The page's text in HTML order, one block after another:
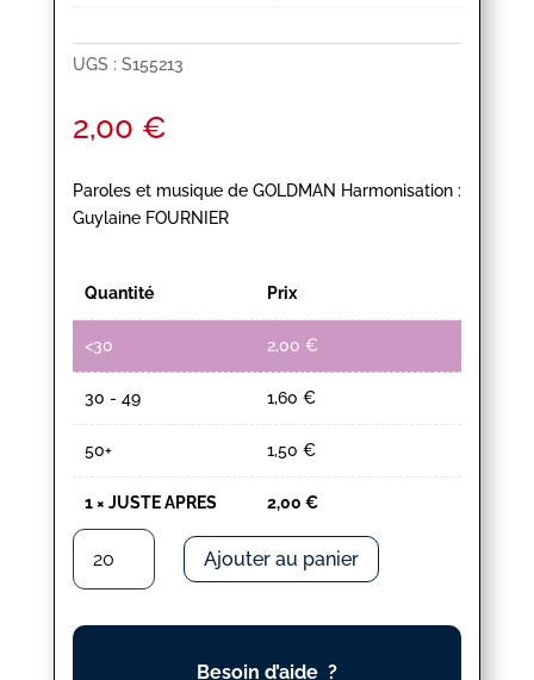
UGS : S155213
2,00 €
Paroles et musique de GOLDMAN Harmonisation :
Guylaine FOURNIER
Quantité Prix
<30 2,00 €
30 - 49 1,60 €
50+ 1,50 €
1× JUSTE APRES 2,00 €
quantité
JUSTE
APRES
Ajouter au panier
Besoin d’aide ?